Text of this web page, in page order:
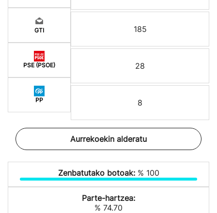
GTI
PSE (PSOE)
PP
185
28
8
Aurrekoekin alderatu
Zenbatutako botoak: % 100
Parte-hartzea:
% 74.70